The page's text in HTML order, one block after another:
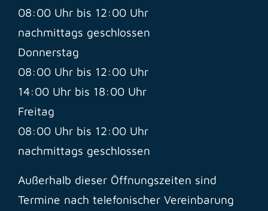
08:00 Uhr bis 12:00 Uhr
nachmittags geschlossen
Donnerstag
08:00 Uhr bis 12:00 Uhr
14:00 Uhr bis 18:00 Uhr
Freitag
08:00 Uhr bis 12:00 Uhr
nachmittags geschlossen
Außerhalb dieser Öffnungszeiten sind
Termine nach telefonischer Vereinbarung